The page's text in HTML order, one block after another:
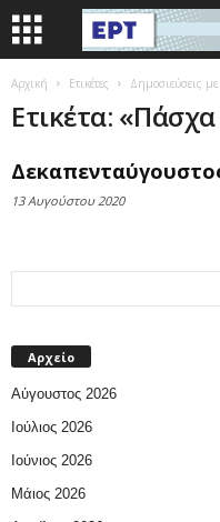
Αρχική Ετικέτες Δημοσιεύσεις
Ετικέτα:
13 Αυγούστου 2020
Αρχείο
Αύγουστος 2026
Ιούλιος 2026
Ιούνιος 2026
Μάιος 2026